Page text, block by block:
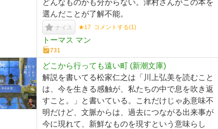
どんなものかも分からない。津村さんがこの本を
選んだことが了解不能。
ナイス ★17 コメントする(1)
トーマス マン
731
どこから行っても遠い町 (新潮文庫)
解説を書いてる松家仁之は「川上弘美を読むこと
は、今を生きる感触が、私たちの中で息を吹き返
すこと。」と書いている。これだけじゃあ意味不
明だけど、文脈からは、過去につながる出来事が
今に現れて、新鮮なものを現すという意味らし